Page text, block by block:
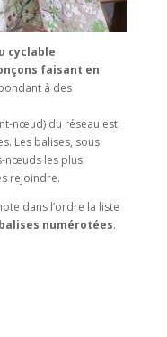
cyclable
faisant en
à des
nœud) du réseau est
Les balises, sous
nœuds les plus
rejoindre.
dans l’ordre la liste
numérotées.